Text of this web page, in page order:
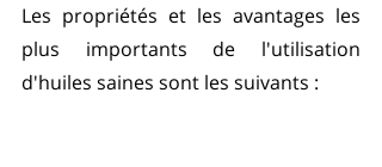
Les propriétés et les avantages les
plus importants de l'utilisation
d'huiles saines sont les suivants :